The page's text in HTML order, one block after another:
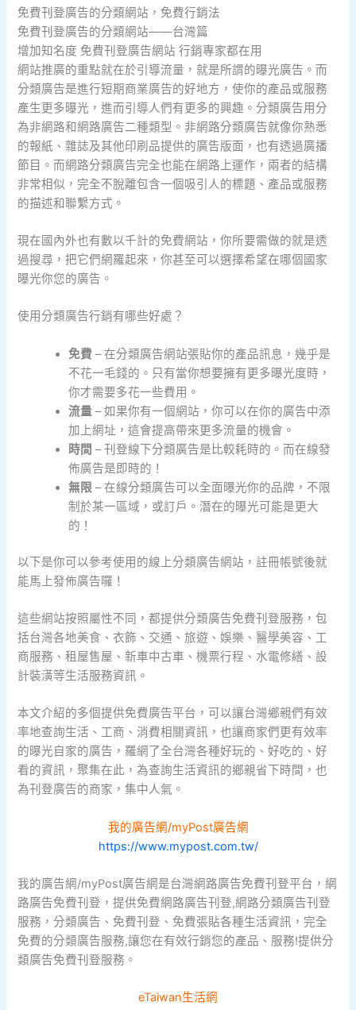
免費刊登廣告的分類網站，免費行銷法
免費刊登廣告的分類網站——台灣篇
增加知名度 免費刊登廣告網站 行銷專家都在用
網站推廣的重點就在於引導流量，就是所謂的曝光廣告。而
分類廣告是進行短期商業廣告的好地方，使你的產品或服務
產生更多曝光，進而引導人們有更多的興趣。分類廣告用分
為非網路和網路廣告二種類型。非網路分類廣告就像你熟悉
的報紙、雜誌及其他印刷品提供的廣告版面，也有透過廣播
節目。而網路分類廣告完全也能在網路上運作，兩者的結構
非常相似，完全不脫離包含一個吸引人的標題、產品或服務
的描述和聯繫方式。
現在國內外也有數以千計的免費網站，你所要需做的就是透
過搜尋，把它們網羅起來，你甚至可以選擇希望在哪個國家
曝光你您的廣告。
使用分類廣告行銷有哪些好處？
免費 – 在分類廣告網站張貼你的產品訊息，幾乎是
不花一毛錢的。只有當你想要擁有更多曝光度時，
你才需要多花一些費用。
流量 – 如果你有一個網站，你可以在你的廣告中添
加上網址，這會提高帶來更多流量的機會。
時間 – 刊登線下分類廣告是比較耗時的。而在線發
佈廣告是即時的！
無限 – 在線分類廣告可以全面曝光你的品牌，不限
制於某一區域，或訂戶。潛在的曝光可能是更大
的！
以下是你可以參考使用的線上分類廣告網站，註冊帳號後就
能馬上發佈廣告囉！
這些網站按照屬性不同，都提供分類廣告免費刊登服務，包
括台灣各地美食、衣飾、交通、旅遊、娛樂、醫學美容、工
商服務、租屋售屋、新車中古車、機票行程、水電修繕、設
計裝潢等生活服務資訊。
本文介紹的多個提供免費廣告平台，可以讓台灣鄉親們有效
率地查詢生活、工商、消費相關資訊，也讓商家們更有效率
的曝光自家的廣告，羅網了全台灣各種好玩的、好吃的、好
看的資訊，聚集在此，為查詢生活資訊的鄉親省下時間，也
為刊登廣告的商家，集中人氣。
我的廣告網/myPost廣告網
https://www.mypost.com.tw/
我的廣告網/myPost廣告網是台灣網路廣告免費刊登平台，網
路廣告免費刊登，提供免費網路廣告刊登,網路分類廣告刊登
服務，分類廣告、免費刊登、免費張貼各種生活資訊，完全
免費的分類廣告服務,讓您在有效行銷您的產品、服務!提供分
類廣告免費刊登服務。
eTaiwan生活網